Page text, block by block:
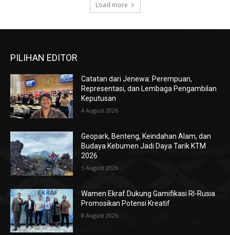
Load more
PILIHAN EDITOR
Catatan dari Jenewa: Perempuan,
Representasi, dan Lembaga Pengambilan
Keputusan
4 August 2026
Geopark, Benteng, Keindahan Alam, dan
Budaya Kebumen Jadi Daya Tarik KTM
2026
5 August 2026
Wamen Ekraf Dukung Gamifikasi RI-Rusia
Promosikan Potensi Kreatif
8 August 2026